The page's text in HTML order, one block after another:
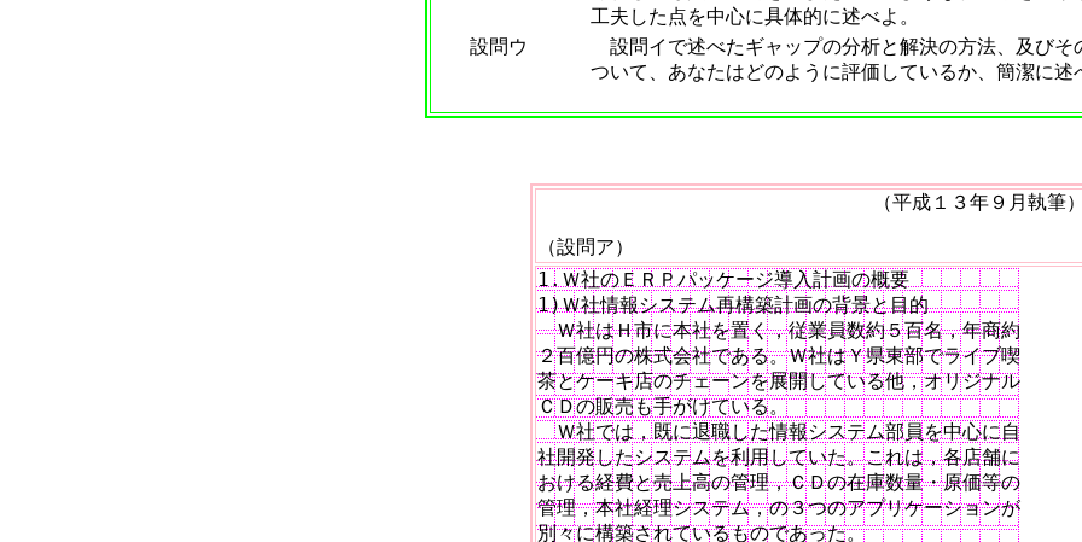
工夫した点を中心に具体的に述べよ。
設問ウ
設問イで述べたギャップの分析と解決の方法、及びそ
ついて、あなたはどのように評価しているか、簡潔に述
（平成１３年９月執筆）
（設問ア）
1.Ｗ社のＥＲＰパッケージ導入計画の概要
1)Ｗ社情報システム再構築計画の背景と目的
Ｗ社はＨ市に本社を置く，従業員数約５百名，年商約
２百億円の株式会社である。Ｗ社はＹ県東部でライブ喫
茶とケーキ店のチェーンを展開している他，オリジナル
ＣＤの販売も手がけている。
Ｗ社では，既に退職した情報システム部員を中心に自
社開発したシステムを利用していた。これは，各店舗に
おける経費と売上高の管理，ＣＤの在庫数量・原価等の
管理，本社経理システム，の３つのアプリケーションが
別々に構築されているものであった。